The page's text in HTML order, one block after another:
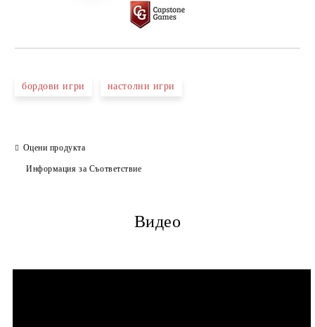
бордови игри настолни игри
Оцени продукта
Информация за Съответствие
Видео